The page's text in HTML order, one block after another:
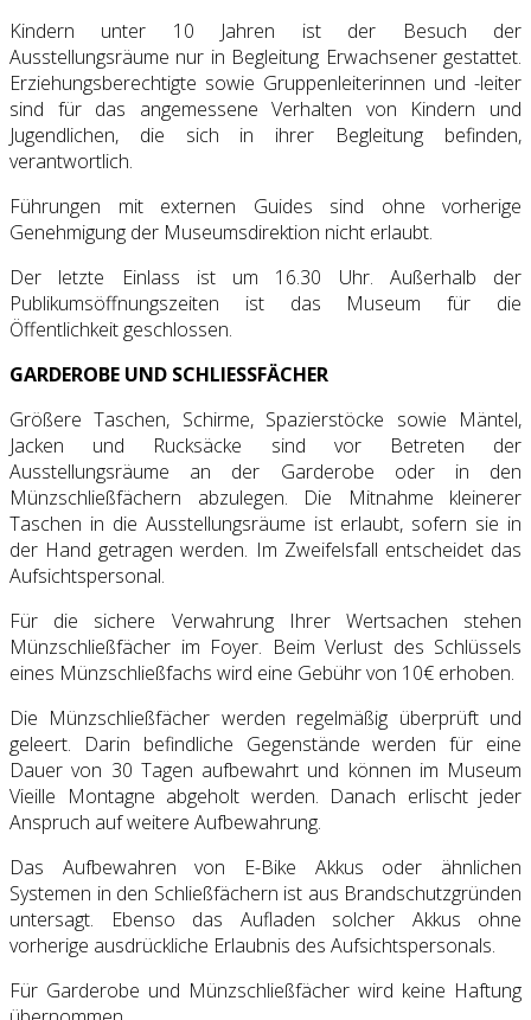
Kindern unter 10 Jahren ist der Besuch der
Ausstellungsräume nur in Begleitung Erwachsener gestattet.
Erziehungsberechtigte sowie Gruppenleiterinnen und -leiter
sind für das angemessene Verhalten von Kindern und
Jugendlichen, die sich in ihrer Begleitung befinden,
verantwortlich.
Führungen mit externen Guides sind ohne vorherige
Genehmigung der Museumsdirektion nicht erlaubt.
Der letzte Einlass ist um 16.30 Uhr. Außerhalb der
Publikumsöffnungszeiten ist das Museum für die
Öffentlichkeit geschlossen.
GARDEROBE UND SCHLIESSFÄCHER
Größere Taschen, Schirme, Spazierstöcke sowie Mäntel,
Jacken und Rucksäcke sind vor Betreten der
Ausstellungsräume an der Garderobe oder in den
Münzschließfächern abzulegen. Die Mitnahme kleinerer
Taschen in die Ausstellungsräume ist erlaubt, sofern sie in
der Hand getragen werden. Im Zweifelsfall entscheidet das
Aufsichtspersonal.
Für die sichere Verwahrung Ihrer Wertsachen stehen
Münzschließfächer im Foyer. Beim Verlust des Schlüssels
eines Münzschließfachs wird eine Gebühr von 10€ erhoben.
Die Münzschließfächer werden regelmäßig überprüft und
geleert. Darin befindliche Gegenstände werden für eine
Dauer von 30 Tagen aufbewahrt und können im Museum
Vieille Montagne abgeholt werden. Danach erlischt jeder
Anspruch auf weitere Aufbewahrung.
Das Aufbewahren von E-Bike Akkus oder ähnlichen
Systemen in den Schließfächern ist aus Brandschutzgründen
untersagt. Ebenso das Aufladen solcher Akkus ohne
vorherige ausdrückliche Erlaubnis des Aufsichtspersonals.
Für Garderobe und Münzschließfächer wird keine Haftung